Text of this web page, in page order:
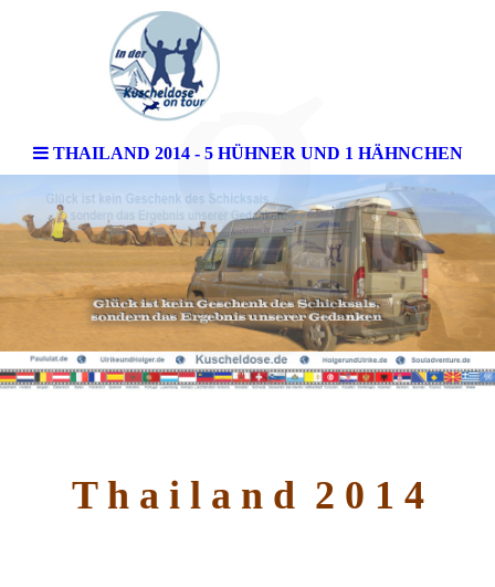
THAILAND 2014 - 5 HÜHNER UND 1 HÄHNCHEN
g
T h a i l a n d 2 0 1 4